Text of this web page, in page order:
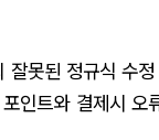
못된 정규식 수정
인트와 결제시 오